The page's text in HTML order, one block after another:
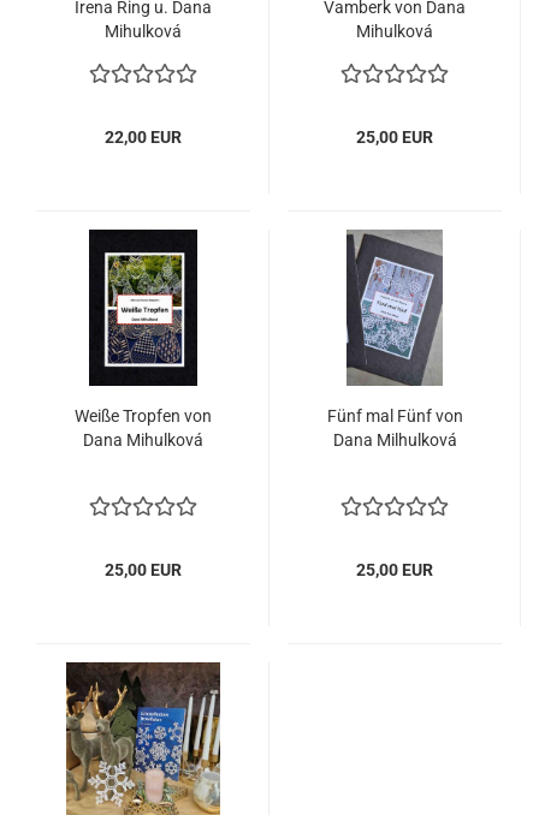
Irena Ring u. Dana
Mihulková
22,00 EUR
Vamberk von Dana
Mihulková
25,00 EUR
Weiße Tropfen von
Dana Mihulková
25,00 EUR
Fünf mal Fünf von
Dana Milhulková
25,00 EUR